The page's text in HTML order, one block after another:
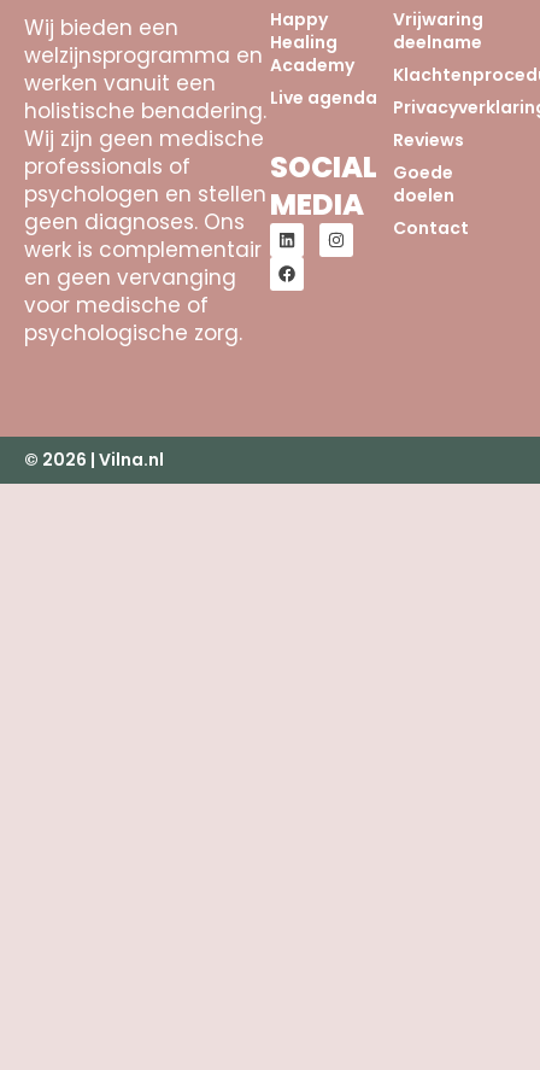
Wij bieden een
welzijnsprogramma en
werken vanuit een
holistische benadering.
Wij zijn geen medische
professionals of
psychologen en stellen
geen diagnoses. Ons
werk is complementair
en geen vervanging
voor medische of
psychologische zorg.
Happy
Healing
Academy
Live agenda
SOCIAL
MEDIA
Vrijwaring
deelname
Reviews
Goede
doelen
Contact
© 2026 | Vilna.nl